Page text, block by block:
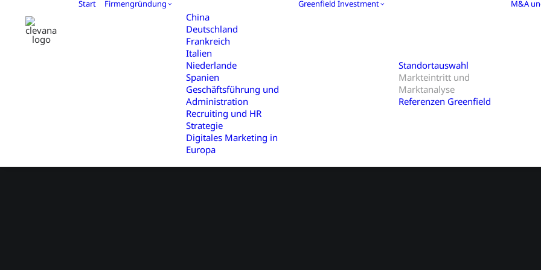
Start Firmengründung
China
Deutschland
Frankreich
Italien
Niederlande
Spanien
Geschäftsführung und
Administration
Recruiting und HR
Strategie
Digitales Marketing in
Europa
Greenfield Investment
Standortauswahl
Markteintritt und
Marktanalyse
Referenzen Greenfield
M&A